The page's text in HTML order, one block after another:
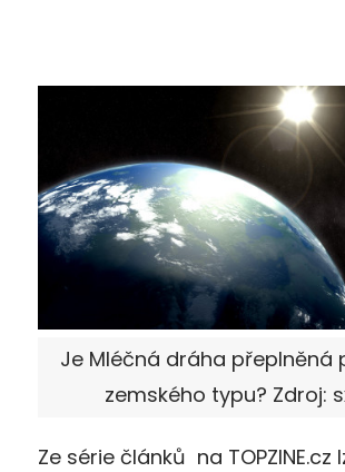
Je Mléčná dráha přeplněná
zemského typu? Zdroj:
Ze série článků na TOPZINE.cz